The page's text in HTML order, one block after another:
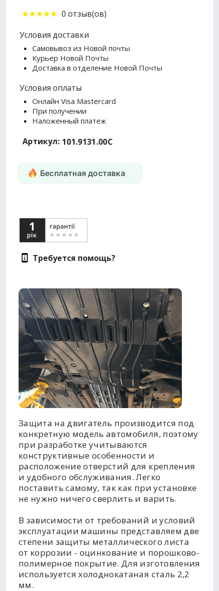
0 отзыв(ов)
Условия доставки
Самовывоз из Новой почты
Курьер Новой Почты
Доставка в отделение Новой Почты
Условия оплаты
Онлайн Visa Mastercard
При получении
Наложенный платеж
Артикул: 101.9131.00C
Бесплатная доставка
Требуется помощь?
Защита на двигатель производится под
конкретную модель автомобиля, поэтому
при разработке учитываются
конструктивные особенности и
расположение отверстий для крепления
и удобного обслуживания. Легко
поставить самому, так как при установке
не нужно ничего сверлить и варить.
В зависимости от требований и условий
эксплуатации машины представляем две
степени защиты металлического листа
от коррозии - оцинкование и порошково-
полимерное покрытие. Для изготовления
используется холоднокатаная сталь 2,2
мм.